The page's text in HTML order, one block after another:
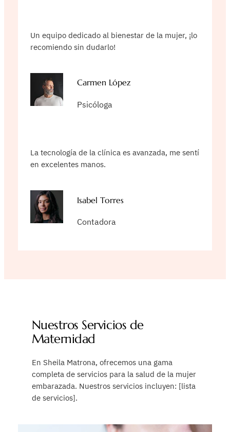
Un equipo dedicado al bienestar de la mujer, ¡lo
recomiendo sin dudarlo!
Carmen López
Psicóloga
La tecnología de la clínica es avanzada, me sentí
en excelentes manos.
Isabel Torres
Contadora
Nuestros Servicios de
Maternidad
En Sheila Matrona, ofrecemos una gama
completa de servicios para la salud de la mujer
embarazada. Nuestros servicios incluyen: [lista
de servicios].